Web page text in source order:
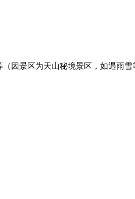
因景区为天山秘境景区，如遇雨